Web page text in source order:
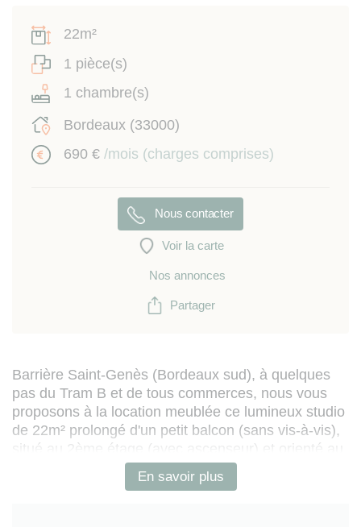
22m²
1 pièce(s)
1 chambre(s)
Bordeaux (33000)
690 € /mois (charges comprises)
Nous contacter
Voir la carte
Nos annonces
Partager
Barrière Saint-Genès (Bordeaux sud), à quelques
pas du Tram B et de tous commerces, nous vous
proposons à la location meublée ce lumineux studio
de 22m² prolongé d'un petit balcon (sans vis-à-vis),
situé au 2ème étage (avec ascenseur) et orienté au
sud sur l'arrière de l'immeuble.
Conçu autour d'un aménagement très fonctionnel,
En savoir plus